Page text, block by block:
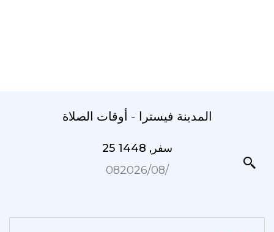
المدينة فيسترا - أوقات الصلاة
25 سفر, 1448
08‏/08‏/2026